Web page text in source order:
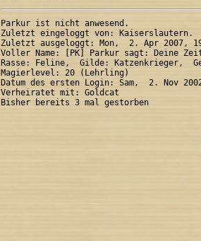
Parkur ist nicht anwesend.
Zuletzt eingeloggt von: Kaiserslautern.
Zuletzt ausgeloggt: Mon,  2. Apr 2007,
Voller Name: [PK] Parkur sagt: Deine
Rasse: Feline,  Gilde: Katzenkrieger,
Magierlevel: 20 (Lehrling)
Datum des ersten Login: Sam,  2. Nov
Verheiratet mit: Goldcat